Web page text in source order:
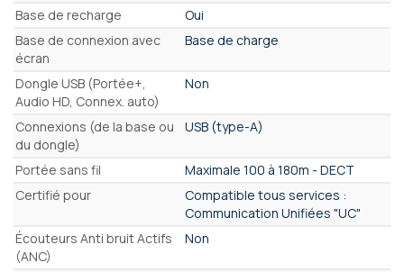
Base de recharge
Oui
Base de connexion avec
écran
Base de charge
Dongle USB (Portée+,
Audio HD, Connex. auto)
Non
Connexions (de la base ou
du dongle)
USB (type-A)
Portée sans fil
Maximale 100 à 180m - DECT
Certifié pour
Compatible tous services :
Communication Unifiées "UC"
Écouteurs Anti bruit Actifs
(ANC)
Non